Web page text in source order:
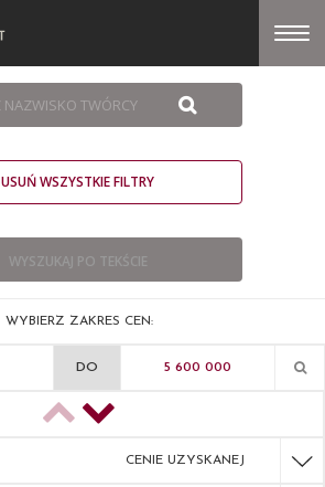
USUŃ WSZYSTKIE FILTRY
WYBIERZ ZAKRES CEN:
DO
CENIE UZYSKANEJ